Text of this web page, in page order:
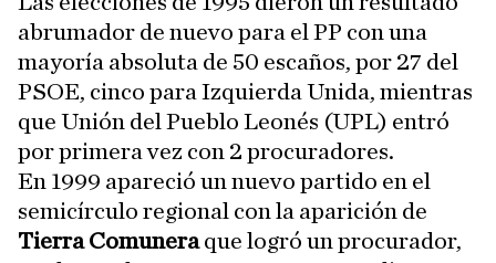
abrumador de nuevo para el PP con una
mayoría absoluta de 50 escaños, por 27 del
PSOE, cinco para Izquierda Unida, mientras
que Unión del Pueblo Leonés (UPL) entró
por primera vez con 2 procuradores.
En 1999 apareció un nuevo partido en el
semicírculo regional con la aparición de
Tierra Comuneraque logró un procurador,